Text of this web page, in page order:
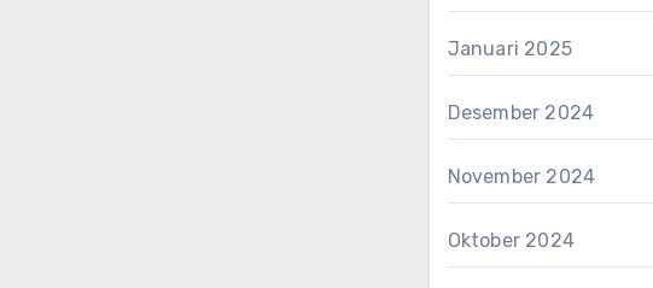
Januari 2025
Desember 2024
November 2024
Oktober 2024